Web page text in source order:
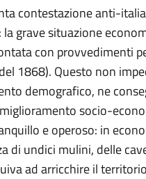
contestazione anti-
grave situazione
con provvedimenti
1868). Questo non
demografico, ne
socio-
e operoso: in
di undici mulini, delle
ad arricchire il